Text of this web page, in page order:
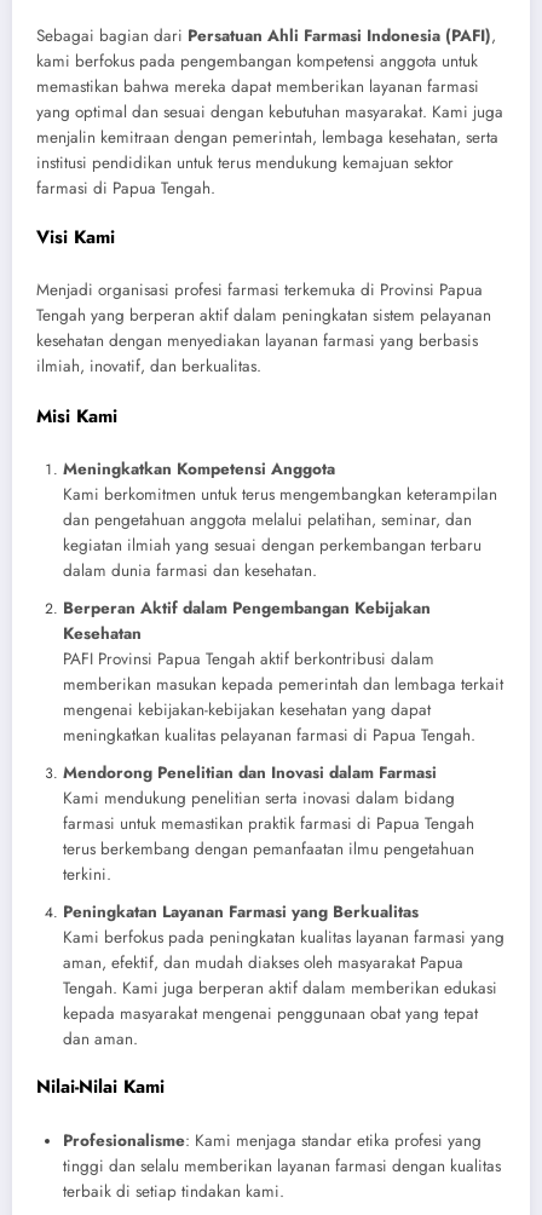
Sebagai bagian dari Persatuan Ahli Farmasi Indonesia (PAFI),
kami berfokus pada pengembangan kompetensi anggota untuk
memastikan bahwa mereka dapat memberikan layanan farmasi
yang optimal dan sesuai dengan kebutuhan masyarakat. Kami juga
menjalin kemitraan dengan pemerintah, lembaga kesehatan, serta
institusi pendidikan untuk terus mendukung kemajuan sektor
farmasi di Papua Tengah.
Visi Kami
Menjadi organisasi profesi farmasi terkemuka di Provinsi Papua
Tengah yang berperan aktif dalam peningkatan sistem pelayanan
kesehatan dengan menyediakan layanan farmasi yang berbasis
ilmiah, inovatif, dan berkualitas.
Misi Kami
Meningkatkan Kompetensi Anggota
Kami berkomitmen untuk terus mengembangkan keterampilan
dan pengetahuan anggota melalui pelatihan, seminar, dan
kegiatan ilmiah yang sesuai dengan perkembangan terbaru
dalam dunia farmasi dan kesehatan.
Berperan Aktif dalam Pengembangan Kebijakan
Kesehatan
PAFI Provinsi Papua Tengah aktif berkontribusi dalam
memberikan masukan kepada pemerintah dan lembaga terkait
mengenai kebijakan-kebijakan kesehatan yang dapat
meningkatkan kualitas pelayanan farmasi di Papua Tengah.
Mendorong Penelitian dan Inovasi dalam Farmasi
Kami mendukung penelitian serta inovasi dalam bidang
farmasi untuk memastikan praktik farmasi di Papua Tengah
terus berkembang dengan pemanfaatan ilmu pengetahuan
terkini.
Peningkatan Layanan Farmasi yang Berkualitas
Kami berfokus pada peningkatan kualitas layanan farmasi yang
aman, efektif, dan mudah diakses oleh masyarakat Papua
Tengah. Kami juga berperan aktif dalam memberikan edukasi
kepada masyarakat mengenai penggunaan obat yang tepat
dan aman.
Nilai-Nilai Kami
Profesionalisme: Kami menjaga standar etika profesi yang
tinggi dan selalu memberikan layanan farmasi dengan kualitas
terbaik di setiap tindakan kami.